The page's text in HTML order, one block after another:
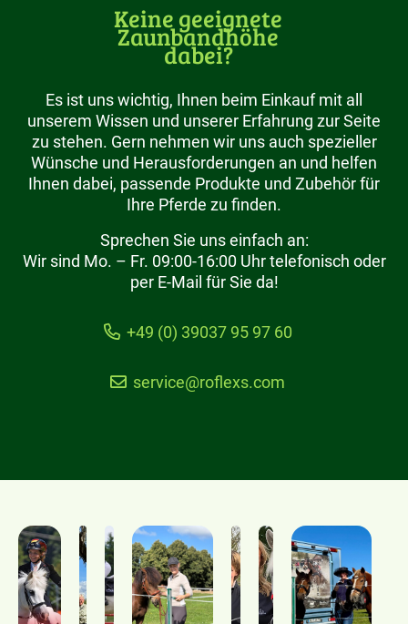
Keine geeignete
Zaunbandhöhe
dabei?
Es ist uns wichtig, Ihnen beim Einkauf mit all
unserem Wissen und unserer Erfahrung zur Seite
zu stehen. Gern nehmen wir uns auch spezieller
Wünsche und Herausforderungen an und helfen
Ihnen dabei, passende Produkte und Zubehör für
Ihre Pferde zu finden.
Sprechen Sie uns einfach an:
Wir sind Mo. – Fr. 09:00-16:00 Uhr telefonisch oder
per E-Mail für Sie da!
+49 (0) 39037 95 97 60
service@roflexs.com